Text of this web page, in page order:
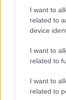
I want to
related to
device
I want to
related to
I want to
related to